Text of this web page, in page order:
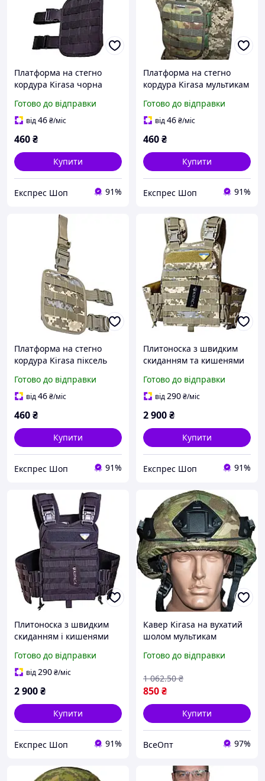
Платформа на стегно
кордура Kirasa чорна
система Molle 15х20 см
регульовані ремені для
Готово до відправки
від46₴/міс
460₴
Купити
Експрес Шоп 91%
Платформа на стегно
кордура Kirasa мультикам
регульовані ремені 15х20
см 1000D Cordura висока
Готово до відправки
від46₴/міс
460₴
Купити
Експрес Шоп 91%
Платформа на стегно
кордура Kirasa піксель
платформа на стегно з
системою Molle
Готово до відправки
від46₴/міс
460₴
Купити
Експрес Шоп 91%
Плитоноска з швидким
скиданням та кишенями
Арт.KI1051 для військових
універсальна з системою
Готово до відправки
від290₴/міс
2 900₴
Купити
Експрес Шоп 91%
Плитоноска з швидким
скиданням і кишенями
Арт.KI1052 для захисту
система MOLLE
кордура
Готово до відправки
від290₴/міс
2 900₴
Купити
Експрес Шоп 91%
Кавер Kirasa на вухатий
шолом мультикам
Cordura 1000d, розмір - S-
Готово до відправки
850₴
1 062.50 ₴
Купити
ВсеОпт 97%